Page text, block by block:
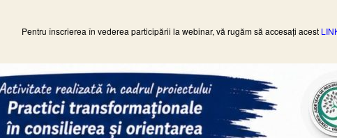
Pentru înscrierea în vederea participării la webinar, vă rugăm să accesați acest